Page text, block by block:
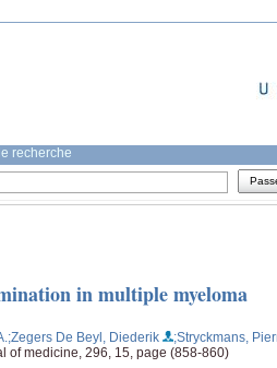
recherche
in multiple myeloma
;Zegers De Beyl, Diederik
;Stryckmans,
of medicine, 296, 15, page (858-860)